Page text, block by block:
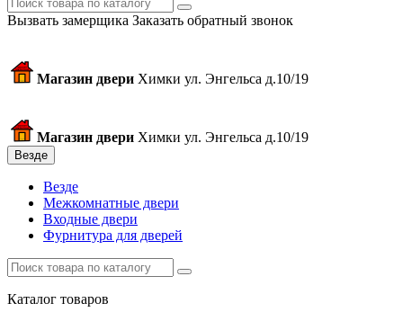
Вызвать замерщика Заказать обратный звонок
Магазин двери Химки ул. Энгельса д.10/19
Магазин двери Химки ул. Энгельса д.10/19
Везде
Везде
Межкомнатные двери
Входные двери
Фурнитура для дверей
Каталог товаров